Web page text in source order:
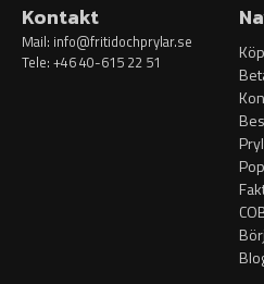
Kontakt
Mail: info@fritidochprylar.se
Tele: +46 40-615 22 51